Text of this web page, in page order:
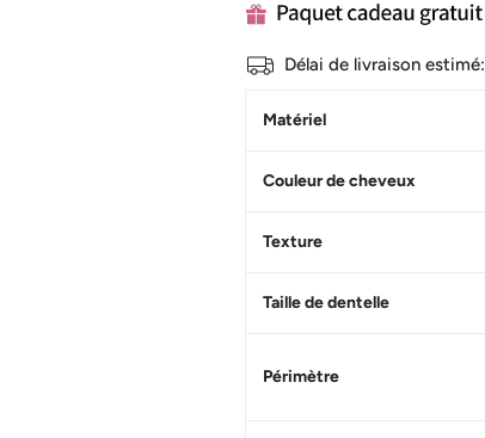
Délai de livraison estimé:
Matériel
Couleur de cheveux
Texture
Taille de dentelle
Périmètre